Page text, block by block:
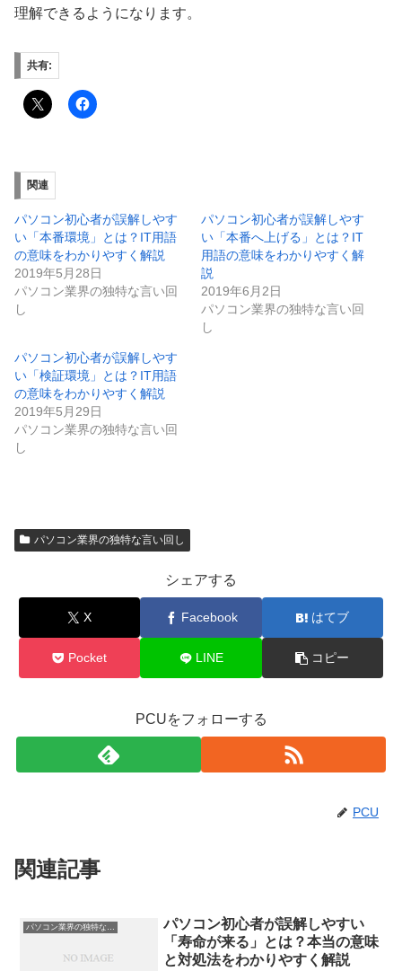
理解できるようになります。
共有:
関連
パソコン初心者が誤解しやす
い「本番環境」とは？IT用語
の意味をわかりやすく解説
2019年5月28日
パソコン業界の独特な言い回
し
パソコン初心者が誤解しやす
い「本番へ上げる」とは？IT
用語の意味をわかりやすく解
説
2019年6月2日
パソコン業界の独特な言い回
し
パソコン初心者が誤解しやす
い「検証環境」とは？IT用語
の意味をわかりやすく解説
2019年5月29日
パソコン業界の独特な言い回
し
パソコン業界の独特な言い回し
シェアする
X Facebook はてブ
Pocket LINE コピー
PCUをフォローする
PCU
関連記事
パソコン初心者が誤解しやすい
「寿命が来る」とは？本当の意味
と対処法をわかりやすく解説